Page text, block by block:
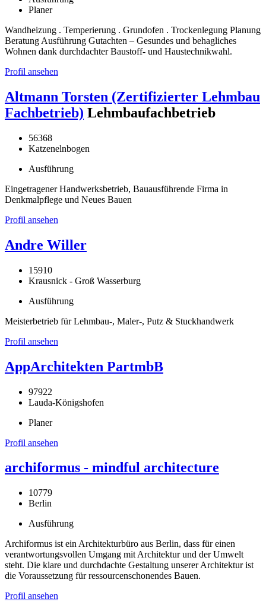
Planer
Wandheizung . Temperierung . Grundofen . Trockenlegung Planung
Beratung Ausführung Gutachten – Gesundes und behagliches
Wohnen dank durchdachter Baustoff- und Haustechnikwahl.
Profil ansehen
Altmann Torsten (Zertifizierter Lehmbau
Fachbetrieb) Lehmbaufachbetrieb
56368
Katzenelnbogen
Ausführung
Eingetragener Handwerksbetrieb, Bauausführende Firma in
Denkmalpflege und Neues Bauen
Profil ansehen
Andre Willer
15910
Krausnick - Groß Wasserburg
Ausführung
Meisterbetrieb für Lehmbau-, Maler-, Putz & Stuckhandwerk
Profil ansehen
AppArchitekten PartmbB
97922
Lauda-Königshofen
Planer
Profil ansehen
archiformus - mindful architecture
10779
Berlin
Ausführung
Archiformus ist ein Architekturbüro aus Berlin, dass für einen
verantwortungsvollen Umgang mit Architektur und der Umwelt
steht. Die klare und durchdachte Gestaltung unserer Architektur ist
die Voraussetzung für ressourcenschonendes Bauen.
Profil ansehen